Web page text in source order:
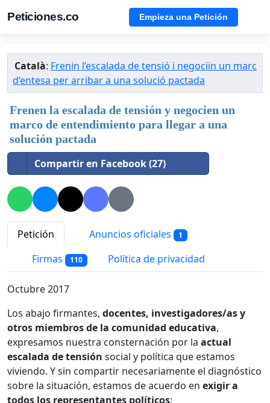
Peticiones.co Empieza una Petición
Català: Frenin l’escalada de tensió i negociïn un marc
d’entesa per arribar a una solució pactada
Frenen la escalada de tensión y negocien un
marco de entendimiento para llegar a una
solución pactada
Compartir en Facebook (27)
Petición Anuncios oficiales 1
Firmas 110 Política de privacidad
Octubre 2017
Los abajo firmantes, docentes, investigadores/as y
otros miembros de la comunidad educativa,
expresamos nuestra consternación por la actual
escalada de tensión social y política que estamos
viviendo. Y sin compartir necesariamente el diagnóstico
sobre la situación, estamos de acuerdo en exigir a
todos los representantes políticos: